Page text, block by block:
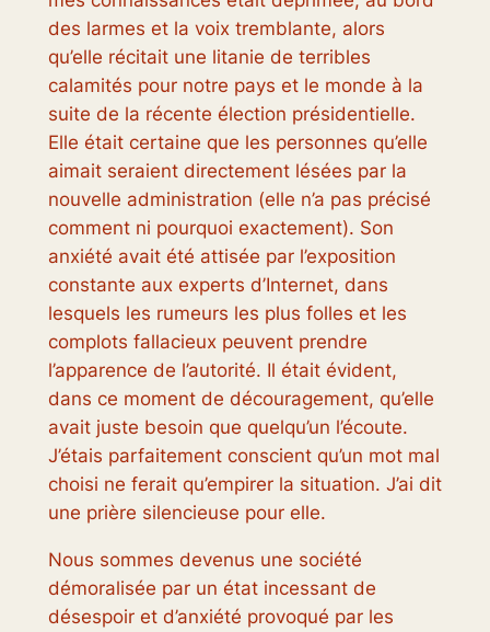
des larmes et la voix tremblante, alors
qu’elle récitait une litanie de terribles
calamités pour notre pays et le monde à la
suite de la récente élection présidentielle.
Elle était certaine que les personnes qu’elle
aimait seraient directement lésées par la
nouvelle administration (elle n’a pas précisé
comment ni pourquoi exactement). Son
anxiété avait été attisée par l’exposition
constante aux experts d’Internet, dans
lesquels les rumeurs les plus folles et les
complots fallacieux peuvent prendre
l’apparence de l’autorité. Il était évident,
dans ce moment de découragement, qu’elle
avait juste besoin que quelqu’un l’écoute.
J’étais parfaitement conscient qu’un mot mal
choisi ne ferait qu’empirer la situation. J’ai dit
une prière silencieuse pour elle.
Nous sommes devenus une société
démoralisée par un état incessant de
désespoir et d’anxiété provoqué par les